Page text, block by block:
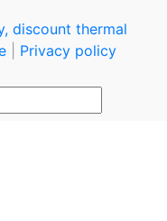
discount thermal
Privacy policy